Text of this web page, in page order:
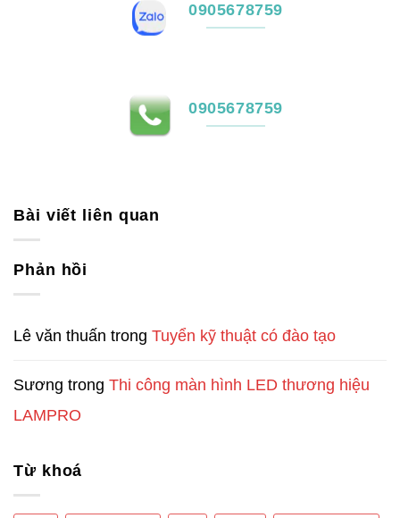
0905678759
0905678759
Bài viết liên quan
Phản hồi
Lê văn thuấn trong Tuyển kỹ thuật có đào tạo
Sương trong Thi công màn hình LED thương hiệu
LAMPRO
Từ khoá